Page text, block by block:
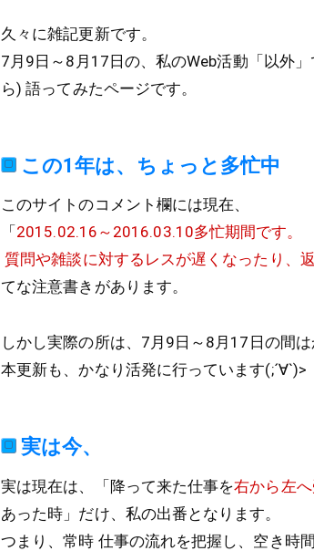
久々に雑記更新です。
7月9日～8月17日の、私のWeb活動「以外
ら) 語ってみたページです。
この1年は、ちょっと多忙中
このサイトのコメント欄には現在、
「 2015.02.16～2016.03.10多忙期間です。
質問や雑談に対するレスが遅くなったり、
てな注意書きがあります。
しかし実際の所は、7月9日～8月17日の間
本更新も、かなり活発に行っています(;´∀`)>
実は今、
実は現在は、「降って来た仕事を右から左
あった時」だけ、私の出番となります。
つまり、常時 仕事の流れを把握し、空き時